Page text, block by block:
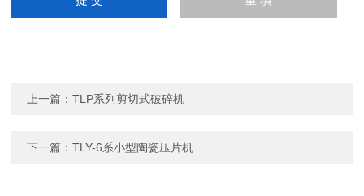
上一篇：TLP系列剪切式破碎机
下一篇：TLY-6系小型陶瓷压片机